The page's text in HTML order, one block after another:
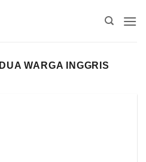
DUA WARGA INGGRIS